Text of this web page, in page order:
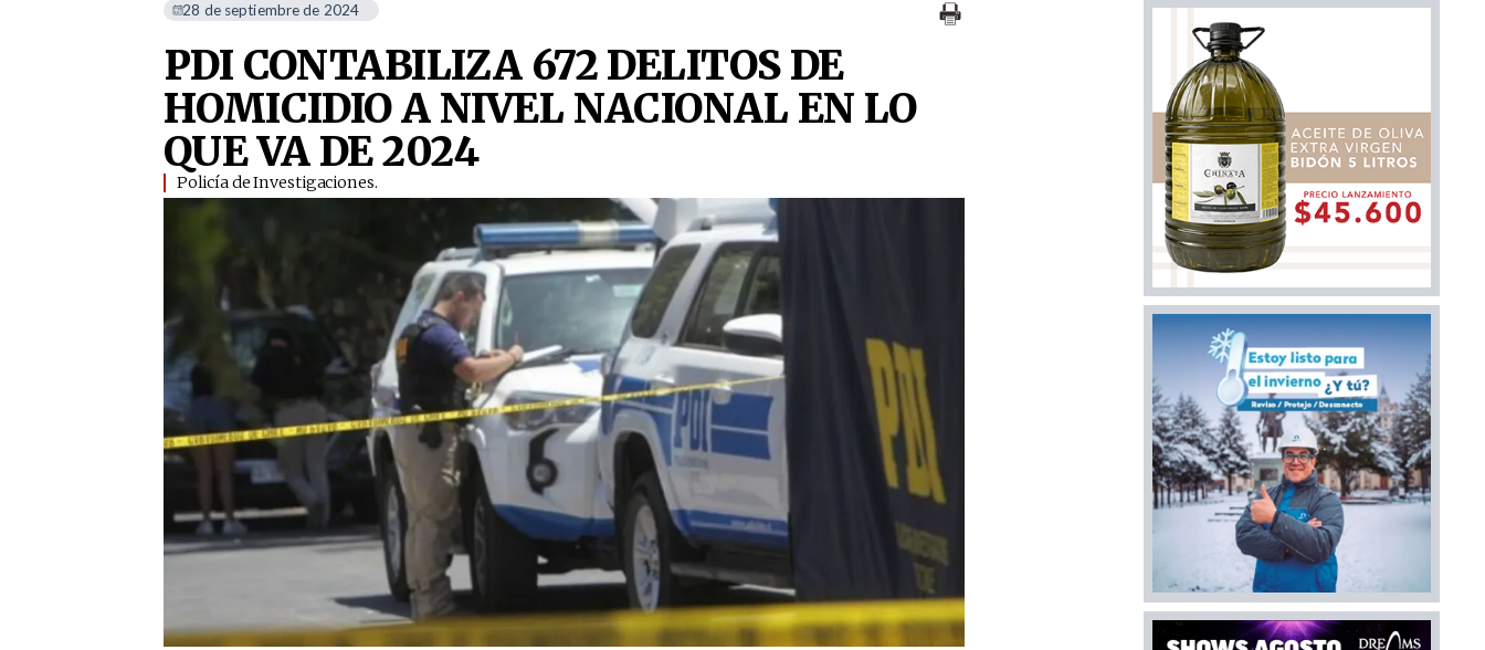
28 de septiembre de 2024
PDI CONTABILIZA 672 DELITOS DE
HOMICIDIO A NIVEL NACIONAL EN LO
QUE VA DE 2024
Policía de Investigaciones. ​